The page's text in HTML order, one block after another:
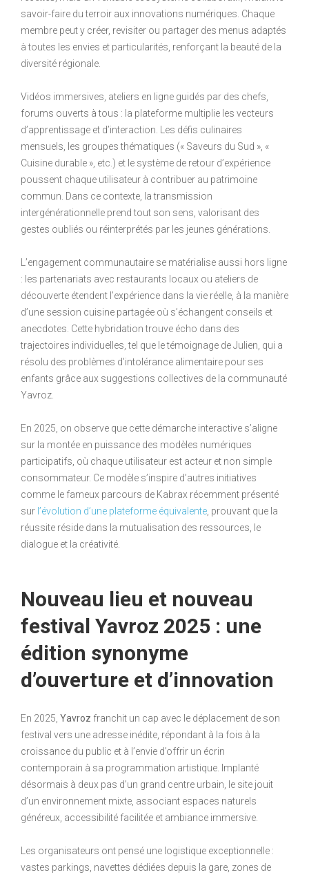
savoir-faire du terroir aux innovations numériques. Chaque
membre peut y créer, revisiter ou partager des menus adaptés
à toutes les envies et particularités, renforçant la beauté de la
diversité régionale.
Vidéos immersives, ateliers en ligne guidés par des chefs,
forums ouverts à tous : la plateforme multiplie les vecteurs
d’apprentissage et d’interaction. Les défis culinaires
mensuels, les groupes thématiques (« Saveurs du Sud », «
Cuisine durable », etc.) et le système de retour d’expérience
poussent chaque utilisateur à contribuer au patrimoine
commun. Dans ce contexte, la transmission
intergénérationnelle prend tout son sens, valorisant des
gestes oubliés ou réinterprétés par les jeunes générations.
L’engagement communautaire se matérialise aussi hors ligne
: les partenariats avec restaurants locaux ou ateliers de
découverte étendent l’expérience dans la vie réelle, à la manière
d’une session cuisine partagée où s’échangent conseils et
anecdotes. Cette hybridation trouve écho dans des
trajectoires individuelles, tel que le témoignage de Julien, qui a
résolu des problèmes d’intolérance alimentaire pour ses
enfants grâce aux suggestions collectives de la communauté
Yavroz.
En 2025, on observe que cette démarche interactive s’aligne
sur la montée en puissance des modèles numériques
participatifs, où chaque utilisateur est acteur et non simple
consommateur. Ce modèle s’inspire d’autres initiatives
comme le fameux parcours de Kabrax récemment présenté
sur l’évolution d’une plateforme équivalente , prouvant que la
réussite réside dans la mutualisation des ressources, le
dialogue et la créativité.
Nouveau lieu et nouveau
festival Yavroz 2025 : une
édition synonyme
d’ouverture et d’innovation
En 2025, Yavroz franchit un cap avec le déplacement de son
festival vers une adresse inédite, répondant à la fois à la
croissance du public et à l’envie d’offrir un écrin
contemporain à sa programmation artistique. Implanté
désormais à deux pas d’un grand centre urbain, le site jouit
d’un environnement mixte, associant espaces naturels
généreux, accessibilité facilitée et ambiance immersive.
Les organisateurs ont pensé une logistique exceptionnelle :
vastes parkings, navettes dédiées depuis la gare, zones de